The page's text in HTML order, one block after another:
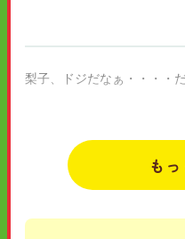
梨子、ドジだなぁ・・・・
も